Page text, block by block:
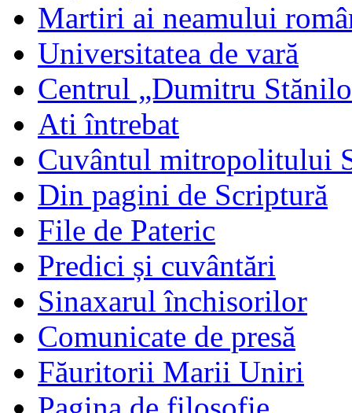
Martiri ai neamului
Universitatea de vară
Centrul „Dumitru
Ati întrebat
Cuvântul mitropolitului
Din pagini de Scriptură
File de Pateric
Predici și cuvântări
Sinaxarul închisorilor
Comunicate de presă
Făuritorii Marii Uniri